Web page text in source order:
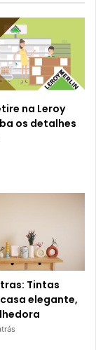
na Leroy
os detalhes
Tintas
elegante,